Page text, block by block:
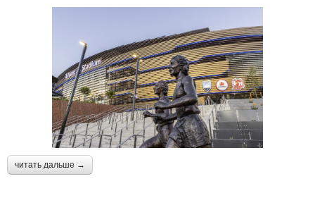
читать дальше →